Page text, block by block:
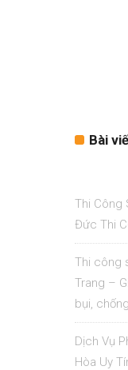
Bài
Thi Công
Đức Thi
Thi công
Trang –
bụi,
Dịch Vụ
Hòa Uy